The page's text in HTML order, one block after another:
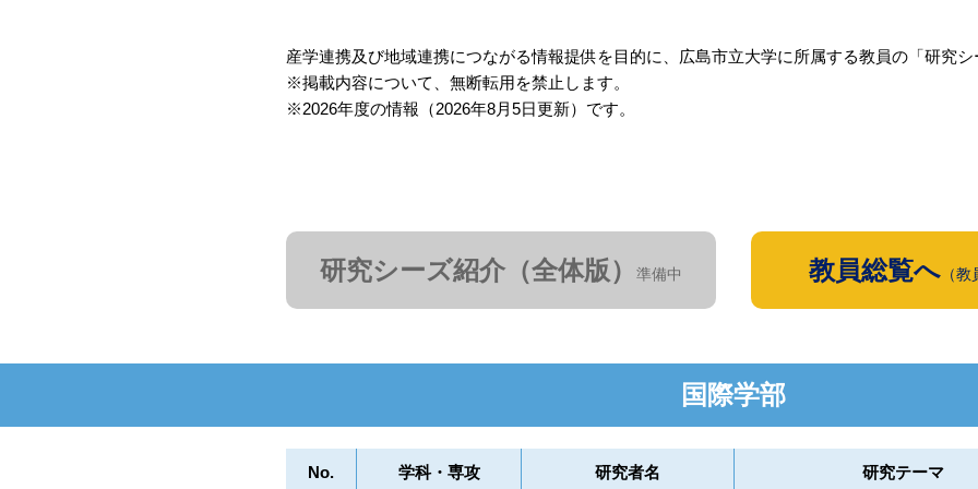
産学連携及び地域連携につながる情報提供を目的に、広島市立大学に所属する教員の「研究
※掲載内容について、無断転用を禁止します。
※2026年度の情報（2026年8月5日更新）です。
研究シーズ紹介（全体版） 準備中 教員総覧へ（教
国際学部
No. 学科・専攻 研究者名 研究テーマ